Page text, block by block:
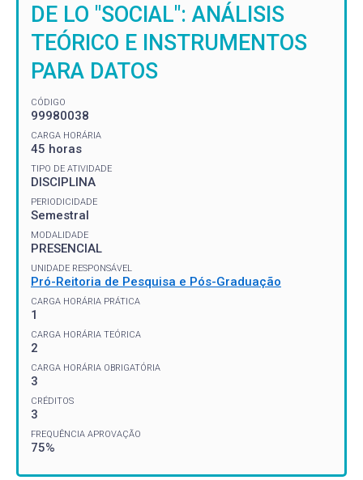
DE LO "SOCIAL": ANÁLISIS
TEÓRICO E INSTRUMENTOS
PARA DATOS
CÓDIGO
99980038
CARGA HORÁRIA
45 horas
TIPO DE ATIVIDADE
DISCIPLINA
PERIODICIDADE
Semestral
MODALIDADE
PRESENCIAL
UNIDADE RESPONSÁVEL
Pró-Reitoria de Pesquisa e Pós-Graduação
CARGA HORÁRIA PRÁTICA
1
CARGA HORÁRIA TEÓRICA
2
CARGA HORÁRIA OBRIGATÓRIA
3
CRÉDITOS
3
FREQUÊNCIA APROVAÇÃO
75%